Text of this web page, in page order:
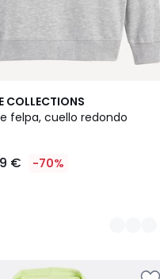
COLLECTIONS
felpa, cuello redondo
€ -70%